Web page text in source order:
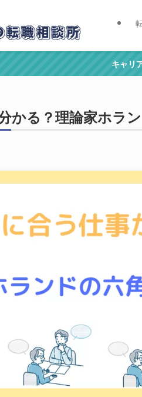
キャリ
かる？理論家ホラ